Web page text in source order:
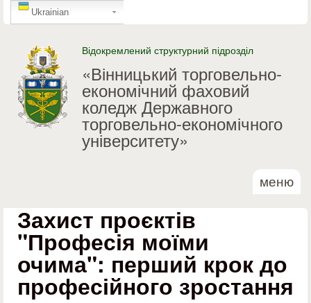
Перейти до основного
GTranslate
Ukrainian
Відокремлений структурний підрозділ
«Вінницький торговельно-
економічний фаховий
коледж Державного
торговельно-економічного
університету»
меню
Захист проєктів
"Професія моїми
очима": перший крок до
професійного зростання